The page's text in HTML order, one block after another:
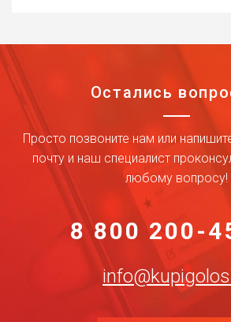
Остались
Просто позвоните нам или
почту и наш специалист
любому вопросу!
8 800 200-